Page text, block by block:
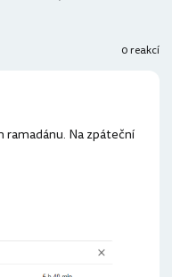
0 reakcí
ramadánu. Na zpáteční